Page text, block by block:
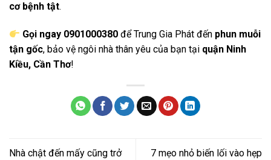
cơ bệnh tật.
Gọi ngay 0901000380 để Trung Gia Phát đến phun muỗi
tận gốc, bảo vệ ngôi nhà thân yêu của bạn tại quận Ninh
Kiều, Cần Thơ!
Nhà chật đến mấy cũng trở
7 mẹo nhỏ biến lối vào hẹp